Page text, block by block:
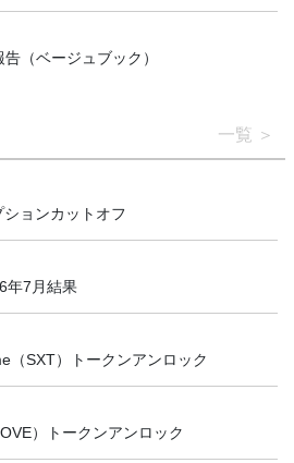
（ベージュブック）
一覧
ションカットオフ
年7月結果
（SXT）トークンアンロック
）トークンアンロック